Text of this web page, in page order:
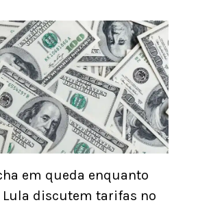
em queda enquanto
Lula discutem tarifas no